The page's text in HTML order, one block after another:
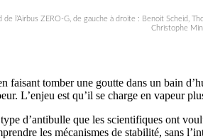
de l’Airbus ZERO-G, de gauche à droite : Benoit Scheid,
Christophe Min
faisant tomber une goutte dans un bain
L’enjeu est qu’il se charge en vapeur
d’antibulle que les scientifiques ont
les mécanismes de stabilité, sans